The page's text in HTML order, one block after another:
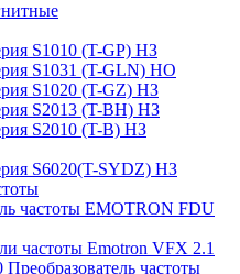
S1010 (T-GP) НЗ
S1031 (T-GLN) НО
S1020 (T-GZ) НЗ
S2013 (T-BH) НЗ
S2010 (T-B) НЗ
S6020(T-SYDZ) НЗ
частоты EMOTRON FDU
частоты Emotron VFX 2.1
частоты